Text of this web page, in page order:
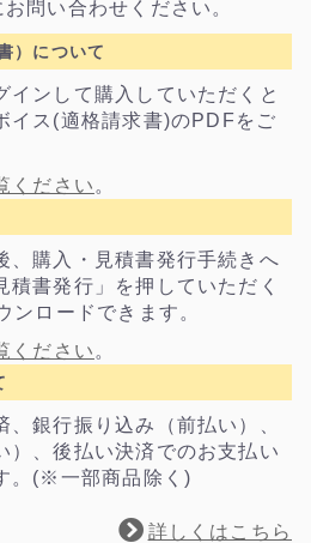
問い合わせください。
）について
インして購入していただくと
イス(適格請求書)のPDFをご
ください 。
、購入・見積書発行手続きへ
積書発行」を押していただく
ンロードできます。
ください 。
、銀行振り込み（前払い）、
）、後払い決済でのお支払い
。(※一部商品除く)
詳しくはこちら